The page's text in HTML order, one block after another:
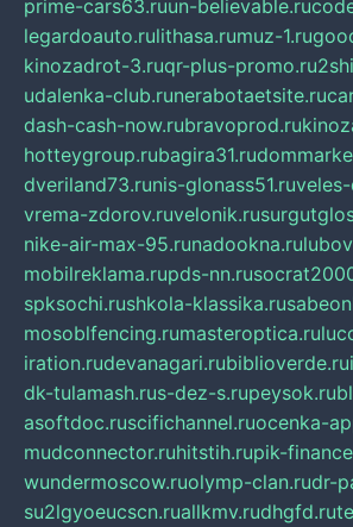
prime-cars63.ruun-believable.ru
legardoauto.rulithasa.rumuz-1.ru
kinozadrot-3.ruqr-plus-promo.ru
udalenka-club.runerabotaetsite.ru
dash-cash-now.rubravoprod.ru
hotteygroup.rubagira31.ru
dveriland73.runis-glonass51.ru
vrema-zdorov.ruvelonik.ru
nike-air-max-95.runadookna.ru
mobilreklama.rupds-nn.ru
spksochi.rushkola-klassika.ru
mosoblfencing.rumasteroptica.ru
iration.rudevanagari.rubiblioverde.ru
dk-tulamash.rus-dez-s.rupeysok.ru
asoftdoc.ruscifichannel.ruocenka-
mudconnector.ruhitstih.rupik-
wundermoscow.ruolymp-clan.rudr-
su2lgyoeucscn.ruallkmv.rudhgfd.ru